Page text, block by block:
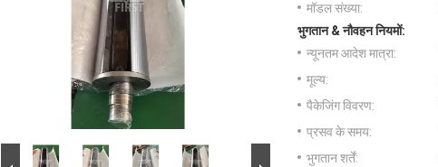
मॉडल संख्या:
भुगतान & नौवहन नियमों:
न्यूनतम आदेश मात्रा:
मूल्य:
पैकेजिंग विवरण:
प्रसव के समय:
भुगतान शर्तें: